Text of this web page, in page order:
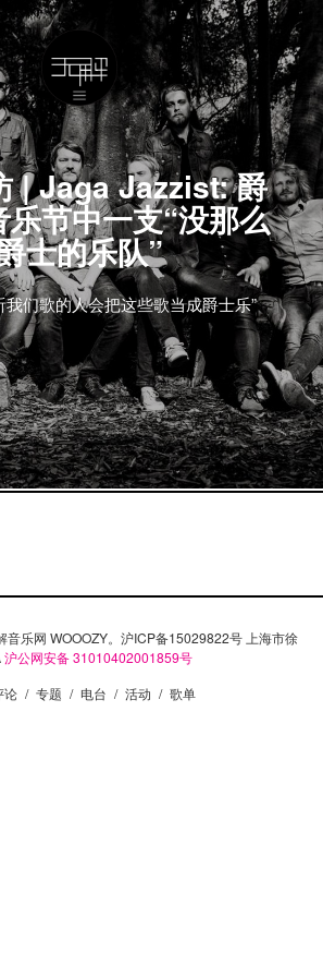
| Jaga Jazzist: 爵
节中一支“没那么
士的乐队”
我们歌的人会把这些歌当成爵士乐”
乐网 WOOOZY。沪ICP备15029822号 上海市徐
沪公网安备 31010402001859号
论 / 专题 / 电台 / 活动 / 歌单